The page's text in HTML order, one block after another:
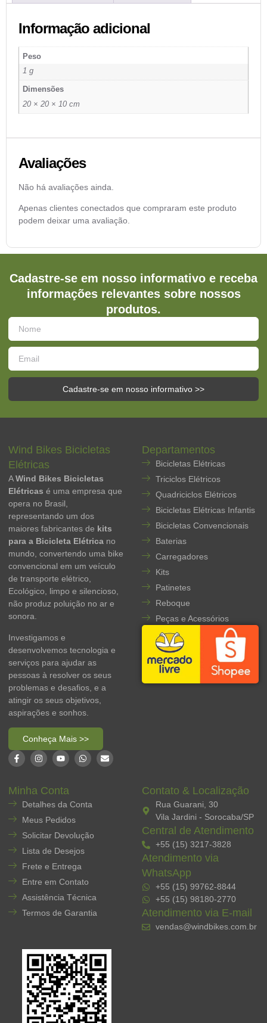
Informação adicional
Peso
1 g
Dimensões
20 × 20 × 10 cm
Avaliações
Não há avaliações ainda.
Apenas clientes conectados que compraram este produto
podem deixar uma avaliação.
Cadastre-se em nosso informativo e receba
informações relevantes sobre nossos
produtos.
Cadastre-se em nosso informativo >>
Wind Bikes Bicicletas
Elétricas
AWind Bikes Bicicletas
Elétricas é uma empresa que
opera no Brasil,
representando um dos
maiores fabricantes de kits
para a Bicicleta Elétrica no
mundo, convertendo uma bike
convencional em um veículo
de transporte elétrico,
Ecológico, limpo e silencioso,
não produz poluição no ar e
sonora.
Investigamos e
desenvolvemos tecnologia e
serviços para ajudar as
pessoas à resolver os seus
problemas e desafios, e a
atingir os seus objetivos,
aspirações e sonhos.
Conheça Mais >>
Departamentos
Bicicletas Elétricas
Triciclos Elétricos
Quadriciclos Elétricos
Bicicletas Elétricas Infantis
Bicicletas Convencionais
Baterias
Carregadores
Kits
Patinetes
Reboque
Peças e Acessórios
Minha Conta
Detalhes da Conta
Meus Pedidos
Solicitar Devolução
Lista de Desejos
Frete e Entrega
Entre em Contato
Assistência Técnica
Termos de Garantia
Contato & Localização
Rua Guarani, 30
Vila Jardini - Sorocaba/SP
Central de Atendimento
+55 (15) 3217-3828
Atendimento via
WhatsApp
+55 (15) 99762-8844
+55 (15) 98180-2770
Atendimento via E-mail
vendas@windbikes.com.br